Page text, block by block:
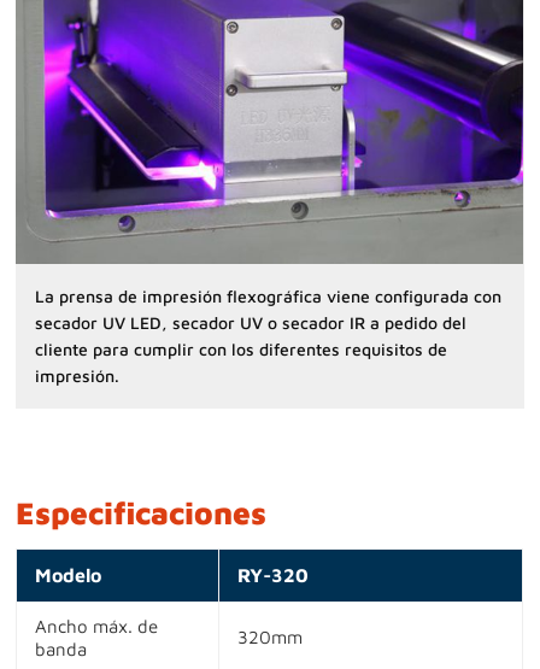
La prensa de impresión flexográfica viene configurada con
secador UV LED, secador UV o secador IR a pedido del
cliente para cumplir con los diferentes requisitos de
impresión.
Especificaciones
Modelo RY-320
Ancho máx. de
banda
320mm